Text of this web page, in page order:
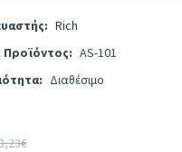
Rich
Προϊόντος: AS-101
Διαθέσιμο